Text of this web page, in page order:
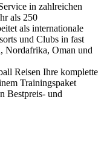
in zahlreichen
als 250
als internationale
und Clubs in fast
Nordafrika, Oman und
Reisen Ihre komplette
Trainingspaket
Bestpreis- und